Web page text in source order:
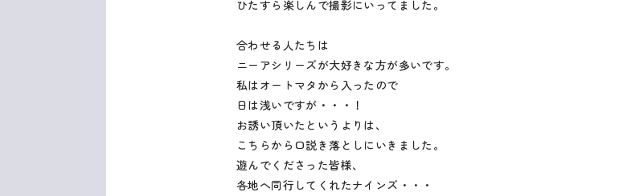
ひたすら楽しんで撮影にいってました。
合わせる人たちは
ニーアシリーズが大好きな方が多いです。
私はオートマタから入ったので
日は浅いですが・・・！
お誘い頂いたというよりは、
こちらから口説き落としにいきました。
遊んでくださった皆様、
各地へ同行してくれたナインズ・・・